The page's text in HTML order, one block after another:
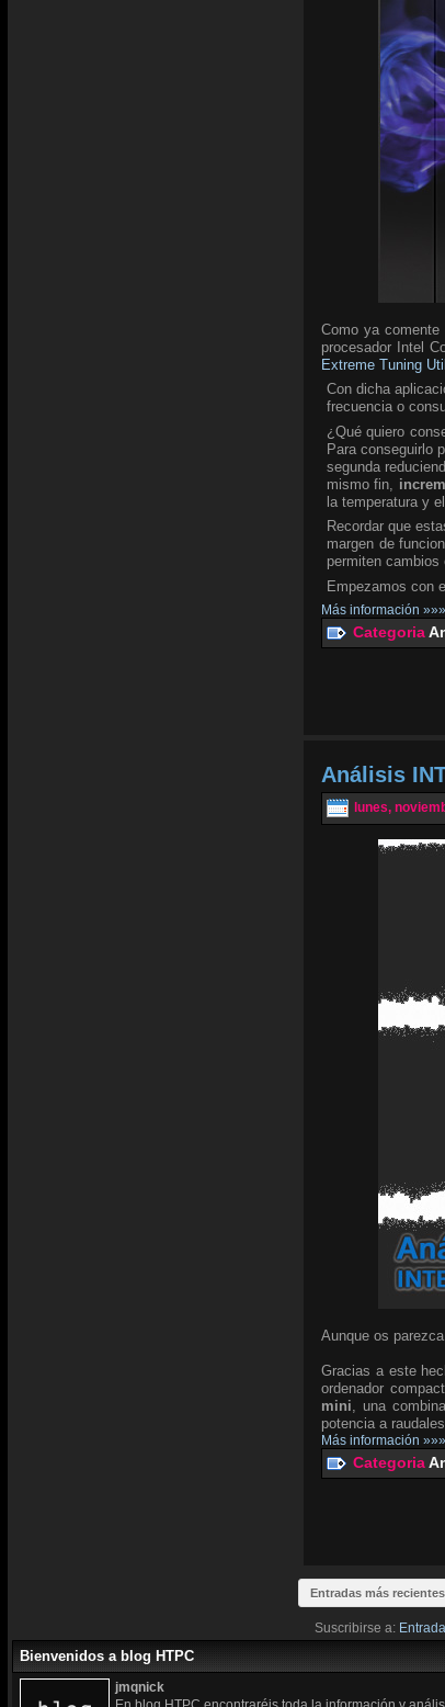
Como ya
procesador Intel
Extreme Tuning
Con dicha
frecuencia o
¿Qué quiero
Para conseguirlo
segunda
mismo fin,
la temperatura y
Recordar que
margen de
permiten cambios
Empezamos con
Más información »»»
Categoria
Análisis
lunes,
Aunque os
Gracias a este
ordenador
mini, una
potencia a
Más información »»»
Categoria
Entradas más recientes
Suscribirse a:
Bienvenidos a blog HTPC
jmqnick